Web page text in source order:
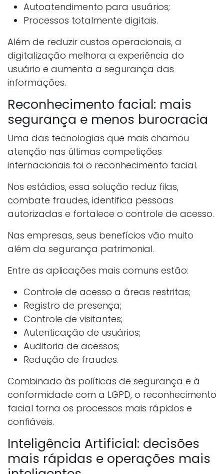
Autoatendimento para usuários;
Processos totalmente digitais.
Além de reduzir custos operacionais, a
digitalização melhora a experiência do
usuário e aumenta a segurança das
informações.
Reconhecimento facial: mais
segurança e menos burocracia
Uma das tecnologias que mais chamou
atenção nas últimas competições
internacionais foi o reconhecimento facial.
Nos estádios, essa solução reduz filas,
combate fraudes, identifica pessoas
autorizadas e fortalece o controle de acesso.
Nas empresas, seus benefícios vão muito
além da segurança patrimonial.
Entre as aplicações mais comuns estão:
Controle de acesso a áreas restritas;
Registro de presença;
Controle de visitantes;
Autenticação de usuários;
Auditoria de acessos;
Redução de fraudes.
Combinado às políticas de segurança e à
conformidade com a LGPD, o reconhecimento
facial torna os processos mais rápidos e
confiáveis.
Inteligência Artificial: decisões
mais rápidas e operações mais